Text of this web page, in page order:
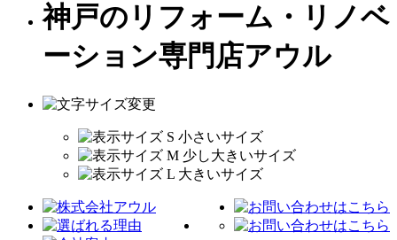
神戸のリフォーム・リノベ
ーション専門店アウル